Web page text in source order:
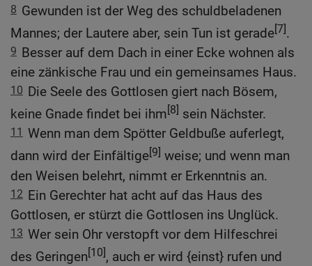
8 Gewunden ist der Weg des schuldbeladenen
Mannes; der Lautere aber, sein Tun ist gerade[7].
9 Besser auf dem Dach in einer Ecke wohnen als
eine zänkische Frau und ein gemeinsames Haus.
10 Die Seele des Gottlosen giert nach Bösem,
keine Gnade findet bei ihm[8] sein Nächster.
11 Wenn man dem Spötter Geldbuße auferlegt,
dann wird der Einfältige[9] weise; und wenn man
den Weisen belehrt, nimmt er Erkenntnis an.
12 Ein Gerechter hat acht auf das Haus des
Gottlosen, er stürzt die Gottlosen ins Unglück.
13 Wer sein Ohr verstopft vor dem Hilfeschrei
des Geringen[10], auch er wird {einst} rufen und